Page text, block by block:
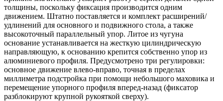
толщины, поскольку фиксация производится одним
движением. Штатно поставляется и комплект расширений/
удлинений для основного и подвижного стола, а также
высокоточный параллельный упор. Литое из чугуна
основание устанавливается на жесткую цилиндрическую
направляющую, к основанию крепится собственно упор из
алюминиевого профиля. Предусмотрено три регулировки:
основное движение влево-вправо, точная в пределах
миллиметра подстройка при помощи небольшого маховика и
перемещение упорного профиля вперед-назад (фиксатор
разблокируют крупной рукояткой сверху).